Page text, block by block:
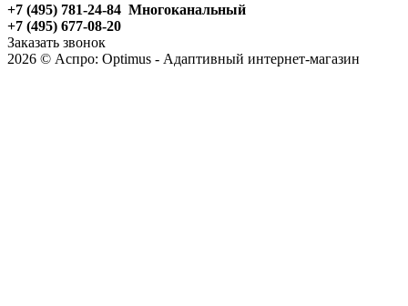
+7 (495) 781-24-84 Многоканальный
+7 (495) 677-08-20
Заказать звонок
2026 © Аспро: Optimus - Адаптивный интернет-магазин